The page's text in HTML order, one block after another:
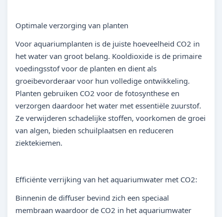
Optimale verzorging van planten
Voor aquariumplanten is de juiste hoeveelheid CO2 in
het water van groot belang. Kooldioxide is de primaire
voedingsstof voor de planten en dient als
groeibevorderaar voor hun volledige ontwikkeling.
Planten gebruiken CO2 voor de fotosynthese en
verzorgen daardoor het water met essentiële zuurstof.
Ze verwijderen schadelijke stoffen, voorkomen de groei
van algen, bieden schuilplaatsen en reduceren
ziektekiemen.
Efficiënte verrijking van het aquariumwater met CO2:
Binnenin de diffuser bevind zich een speciaal
membraan waardoor de CO2 in het aquariumwater